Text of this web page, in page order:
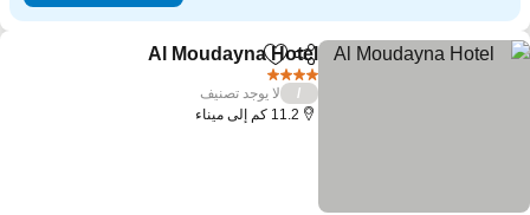
مشاركةAdd to favorites
Al Moudayna Hotel
لا يوجد تصنيف
11.2 كم إلى ميناء